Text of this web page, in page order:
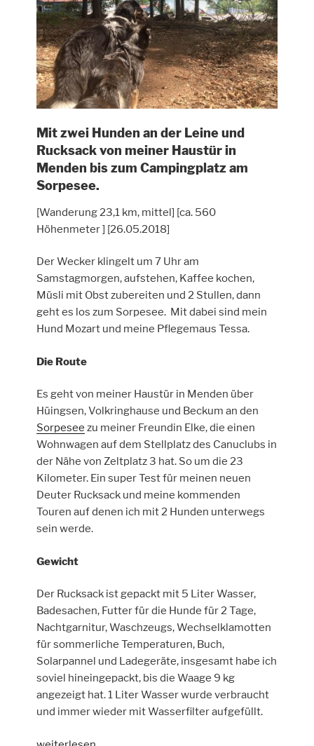
Mit zwei Hunden an der Leine und
Rucksack von meiner Haustür in
Menden bis zum Campingplatz am
Sorpesee.
[Wanderung 23,1 km, mittel] [ca. 560
Höhenmeter ] [26.05.2018]
Der Wecker klingelt um 7 Uhr am
Samstagmorgen, aufstehen, Kaffee kochen,
Müsli mit Obst zubereiten und 2 Stullen, dann
geht es los zum Sorpesee. Mit dabei sind mein
Hund Mozart und meine Pflegemaus Tessa.
Die Route
Es geht von meiner Haustür in Menden über
Hüingsen, Volkringhause und Beckum an den
Sorpesee zu meiner Freundin Elke, die einen
Wohnwagen auf dem Stellplatz des Canuclubs in
der Nähe von Zeltplatz 3 hat. So um die 23
Kilometer. Ein super Test für meinen neuen
Deuter Rucksack und meine kommenden
Touren auf denen ich mit 2 Hunden unterwegs
sein werde.
Gewicht
Der Rucksack ist gepackt mit 5 Liter Wasser,
Badesachen, Futter für die Hunde für 2 Tage,
Nachtgarnitur, Waschzeugs, Wechselklamotten
für sommerliche Temperaturen, Buch,
Solarpannel und Ladegeräte, insgesamt habe ich
soviel hineingepackt, bis die Waage 9 kg
angezeigt hat. 1 Liter Wasser wurde verbraucht
und immer wieder mit Wasserfilter aufgefüllt.